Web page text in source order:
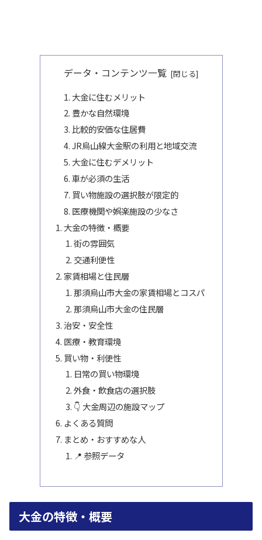
データ・コンテンツ一覧
大金に住むメリット
豊かな自然環境
比較的安価な住居費
JR烏山線大金駅の利用と地域交流
大金に住むデメリット
車が必須の生活
買い物施設の選択肢が限定的
医療機関や娯楽施設の少なさ
大金の特徴・概要
街の雰囲気
交通利便性
家賃相場と住民層
那須烏山市大金の家賃相場とコスパ
那須烏山市大金の住民層
治安・安全性
医療・教育環境
買い物・利便性
日常の買い物環境
外食・飲食店の選択肢
👇 大金周辺の施設マップ
よくある質問
まとめ・おすすめな人
📍 参照データ
大金の特徴・概要